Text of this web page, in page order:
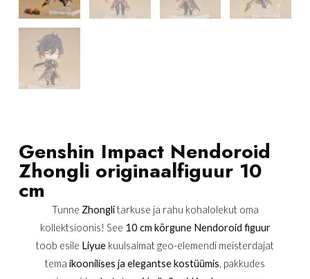
Genshin Impact Nendoroid
Zhongli originaalfiguur 10
cm
Tunne Zhonglitarkuse ja rahu kohalolekut oma
kollektsioonis! See 10 cm kõrgune Nendoroid figuur
toob esile Liyue kuulsaimat geo-elemendi meisterdajat
tema ikoonilises ja elegantse kostüümis, pakkudes